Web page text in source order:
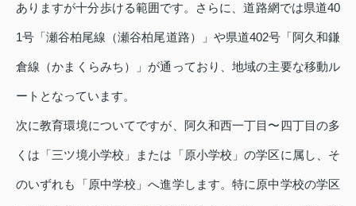
ありますが十分歩ける範囲です。さらに、道路網では県道40
1号「瀬谷柏尾線（瀬谷柏尾道路）」や県道402号「阿久和鎌
倉線（かまくらみち）」が通っており、地域の主要な移動ル
ートとなっています。
次に教育環境についてですが、阿久和西一丁目〜四丁目の多
くは「三ツ境小学校」または「原小学校」の学区に属し、そ
のいずれも「原中学校」へ進学します。特に原中学校の学区